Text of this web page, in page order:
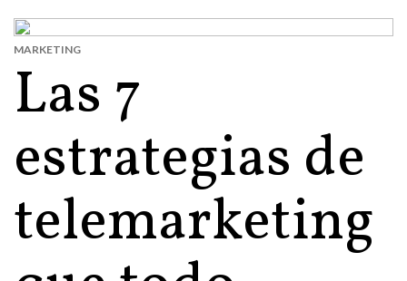
Las 7
estrategias de
telemarketing
MARKETING